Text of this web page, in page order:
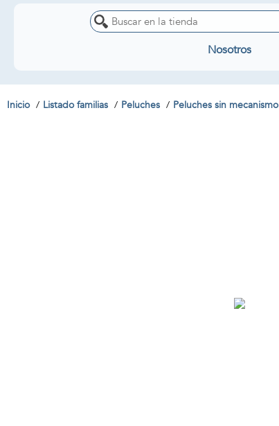
Nosotros
Inicio Listado familias Peluches Peluches sin mecanismo